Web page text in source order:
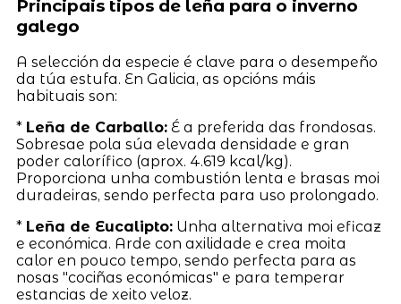
Principais tipos de leña para o inverno
galego
A selección da especie é clave para o desempeño
da túa estufa. En Galicia, as opcións máis
habituais son:
* Leña de Carballo:É a preferida das frondosas.
Sobresae pola súa elevada densidade e gran
poder calorífico (aprox. 4.619 kcal/kg).
Proporciona unha combustión lenta e brasas moi
duradeiras, sendo perfecta para uso prolongado.
* Leña de Eucalipto:Unha alternativa moi eficaz
e económica. Arde con axilidade e crea moita
calor en pouco tempo, sendo perfecta para as
nosas "cociñas económicas" e para temperar
estancias de xeito veloz.